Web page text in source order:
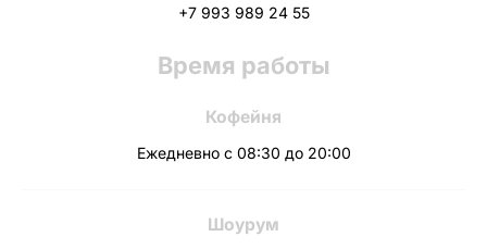
+7 993 989 24 55
Время работы
Кофейня
Ежедневно с 08:30 до 20:00
Шоурум